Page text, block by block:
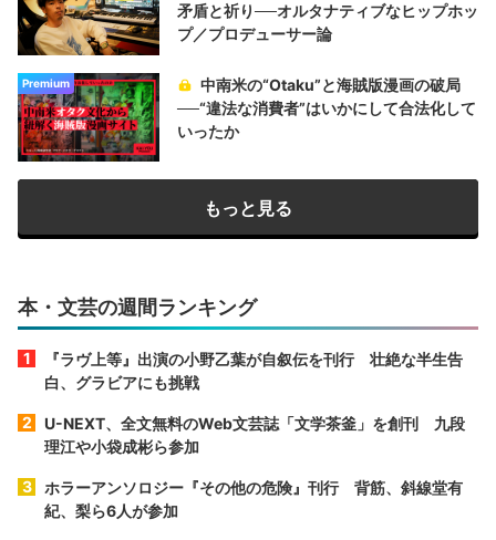
矛盾と祈り──オルタナティブなヒップホッ
プ／プロデューサー論
Premium
中南米の“Otaku”と海賊版漫画の破局
──“違法な消費者”はいかにして合法化して
いったか
もっと見る
本・文芸の週間ランキング
『ラヴ上等』出演の小野乙葉が自叙伝を刊行 壮絶な半生告
白、グラビアにも挑戦
U-NEXT、全文無料のWeb文芸誌「文学茶釜」を創刊 九段
理江や小袋成彬ら参加
ホラーアンソロジー『その他の危険』刊行 背筋、斜線堂有
紀、梨ら6人が参加